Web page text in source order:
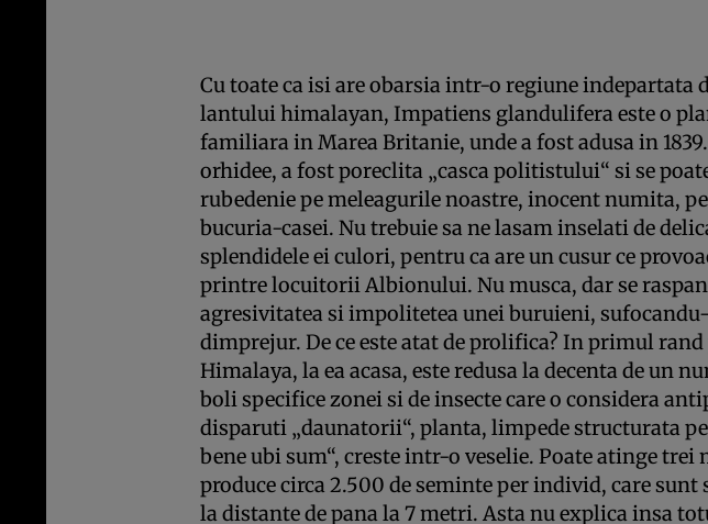
Cu toate ca isi are obarsia intr-o regiune indepartata
lantului himalayan, Impatiens glandulifera este o
familiara in Marea Britanie, unde a fost adusa in
orhidee, a fost poreclita „casca politistului“ si se
rubedenie pe meleagurile noastre, inocent numita,
bucuria-casei. Nu trebuie sa ne lasam inselati de
splendidele ei culori, pentru ca are un cusur ce
printre locuitorii Albionului. Nu musca, dar se
agresivitatea si impolitetea unei buruieni,
dimprejur. De ce este atat de prolifica? In primul
Himalaya, la ea acasa, este redusa la decenta de un
boli specifice zonei si de insecte care o considera
disparuti „daunatorii“, planta, limpede structurata
bene ubi sum“, creste intr-o veselie. Poate atinge
produce circa 2.500 de seminte per individ, care sunt
la distante de pana la 7 metri. Asta nu explica insa